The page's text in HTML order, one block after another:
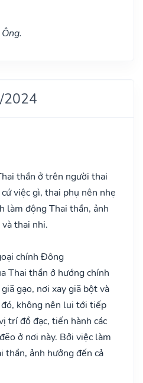
2024
thần ở trên người thai
việc gì, thai phụ nên nhẹ
làm động Thai thần, ảnh
thai nhi.
chính Đông
Thai thần ở hướng chính
gạo, nơi xay giã bột và
không nên lui tới tiếp
trí đồ đạc, tiến hành các
ở nơi này. Bởi việc làm
thần, ảnh hưởng đến cả